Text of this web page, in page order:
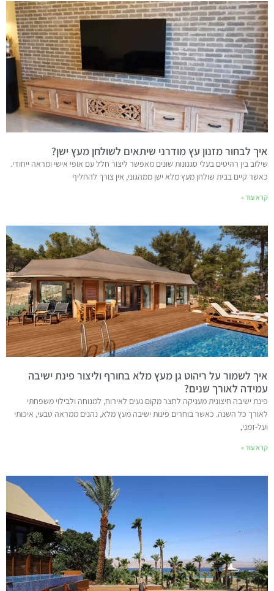
איך לבחור מזנון עץ מודרני שיתאים לשולחן מעץ ישן?
שילוב בין רהיטים בעלי סגנונות שונים מאפשר ליצור חלל עם אופי אישי ומראה ייחודי.
כאשר קיים בבית שולחן מעץ מלא ישן ממהגוני, אין צורך להחליף
קרא עוד »
איך לשמור על ריהוט גן מעץ מלא בחורף וליצור פינת ישיבה
עמידה לאורך שנים?
פינת ישיבה חיצונית מעניקה לחצר מקום נעים לאירוח, למנוחה ולבילוי משפחתי
לאורך כל השנה. כאשר בוחרים פינות ישיבה מעץ מלא, נהנים ממראה טבעי, איכותי
ועל-זמני,
קרא עוד »